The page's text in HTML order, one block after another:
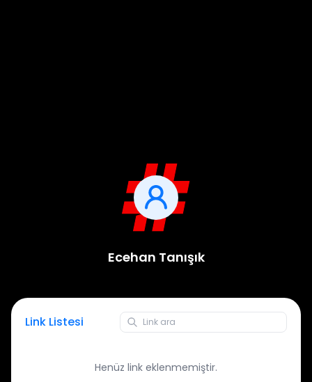
Ecehan Tanışık
Link Listesi
Henüz link eklenmemiştir.